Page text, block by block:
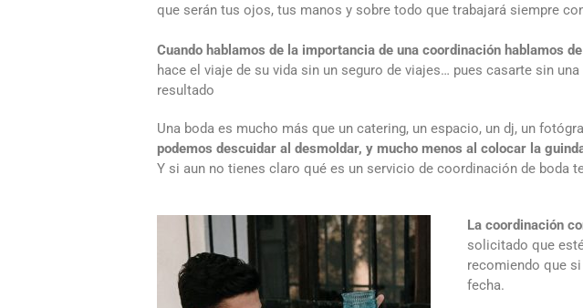
que serán tus ojos, tus manos y sobre todo que trabajará siempre
Cuando hablamos de la importancia de una coordinación hablamos
hace el viaje de su vida sin un seguro de viajes… pues casarte sin
resultado
Una boda es mucho más que un catering, un espacio, un dj, un
podemos descuidar al desmoldar, y mucho menos al colocar la
Y si aun no tienes claro qué es un servicio de coordinación de boda
La coordinación
solicitado que
recomiendo que
fecha.